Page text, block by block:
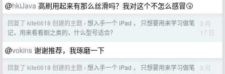
@hkiJava 高刷用起来有那么丝滑吗？我对这个不怎么感冒🤧
回复了 kite6618 创建的主题 › 想入手一个 iPad ， 只想要用来学习做笔
记，用来看看剧之类的，什么型号适合？
3 月
17 日
@vokins 谢谢推荐，我琢磨一下
回复了 kite6618 创建的主题 › 想入手一个 iPad ， 只想要用来学习做笔
3 月